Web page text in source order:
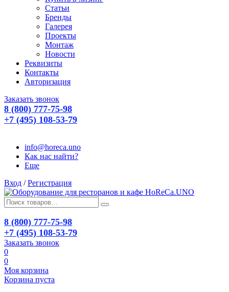
Статьи
Бренды
Галерея
Проекты
Монтаж
Новости
Реквизиты
Контакты
Авторизация
Заказать звонок
8 (800) 777-75-98
+7 (495) 108-53-79
info@horeca.uno
Как нас найти?
Еще
Вход / Регистрация
8 (800) 777-75-98
+7 (495) 108-53-79
Заказать звонок
0
0
Моя корзина
Корзина пуста